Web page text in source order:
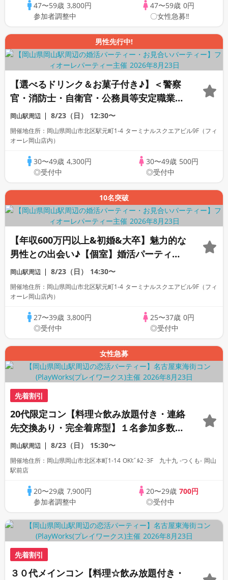
47〜59歳 3,800円
参加者調整中
47〜59歳 0円
〇女性急募‼
男性先行中!
【選べるドリンク＆お菓子付き♪】＜警察
官・消防士・自衛官・公務員等安定職業男
性集合編＞【個室】婚活パーティー～真剣
な出会い～
岡山駅周辺 8/23（日） 12:30〜
開催地住所：岡山県岡山市北区駅元町1-4 ターミナルスクエアビル9F（フィ
オーレ岡山店内）
30〜49歳 4,300円
◎受付中
30〜49歳 500円
◎受付中
10名突破
【年収600万円以上&初婚&大卒】魅力的な
男性との出会い♪【個室】婚活パーティー
～真剣な出会い～
岡山駅周辺 8/23（日） 14:30〜
開催地住所：岡山県岡山市北区駅元町1-4 ターミナルスクエアビル9F（フィ
オーレ岡山店内）
27〜39歳 3,800円
◎受付中
25〜37歳 0円
◎受付中
女性急募
先着割引
20代限定コン【料理☆飲み放題付き・連絡
先交換あり・完全着席型】１名参加多数・
初参加も大歓迎☆プレイワークス主催☆
岡山駅周辺 8/23（日） 15:30〜
開催地住所：岡山県岡山市北区本町1-14 OKﾋﾞﾙ2･3F 九十九 -つくも- 岡山
駅前店
20〜29歳 7,900円
参加者調整中
20〜29歳 700円
◎受付中
先着割引
３０代メインコン【料理☆飲み放題付き・